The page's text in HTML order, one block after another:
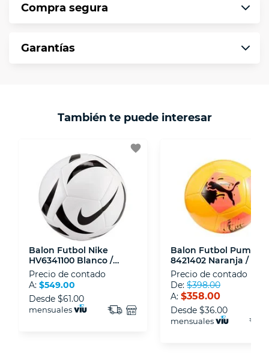
puntualmente. Al finalizar tu compra generas
*Sujeto a aprobación de crédito conforme a
norma de VIU.
Compra segura
segura de principio a fin.
- Certificados de seguridad SSL y Encriptación
- Sello de confianza correspondiente,
disposiciones legales y Códigos de Ética de la
Asociación Mexicana de Internet (AIMX).
- Nos encontramos en la lista de socios Activos
de la Asociación de Internet.MX.
Garantías
También te puede interesar
favorite
Balon Futbol Nike
HV6341100 Blanco /
Negro
Precio de contado
A: $549.00
Desde $61.00
mensuales
Balon Futbol Puma
8421402 Naranja /
Precio de contado
De: $398.00
A: $358.00
Desde $36.00
mensuales